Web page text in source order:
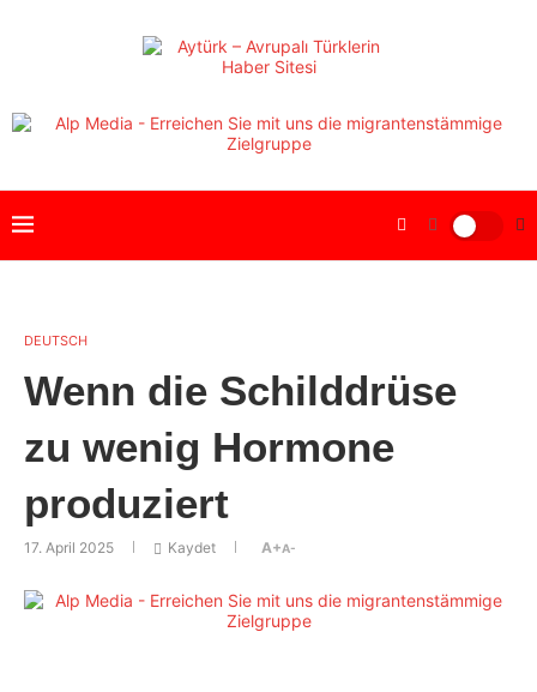
DEUTSCH
Wenn die Schilddrüse
zu wenig Hormone
produziert
17. April 2025 Kaydet A+A-